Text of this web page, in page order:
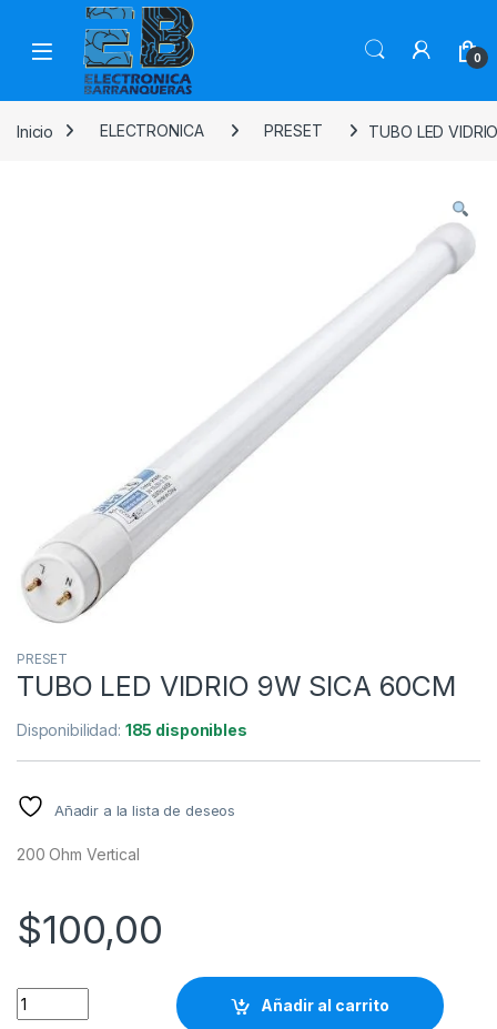
0
Inicio ELECTRONICA PRESET TUBO LED
PRESET
TUBO LED VIDRIO 9W SICA 60CM
Disponibilidad: 185 disponibles
Añadir a la lista de deseos
200 Ohm Vertical
$100,00
Añadir al carrito